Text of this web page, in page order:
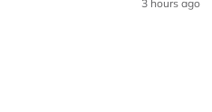
3 hours ago